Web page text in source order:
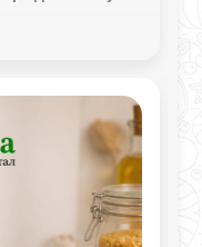
вином и